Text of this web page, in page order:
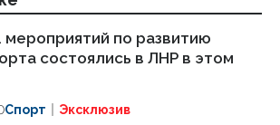
по развитию
состоялись в ЛНР в этом
Спорт Эксклюзив